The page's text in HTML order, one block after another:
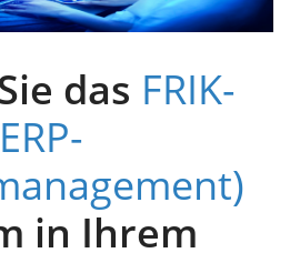
das FRIK-
ERP-
in Ihrem